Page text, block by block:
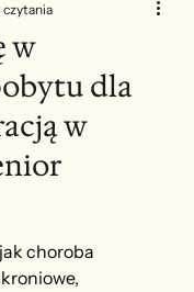
w
dla
w
choroba